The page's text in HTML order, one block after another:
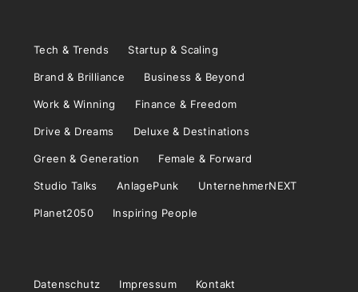
Tech & Trends Startup & Scaling
Brand & Brilliance Business & Beyond
Work & Winning Finance & Freedom
Drive & Dreams Deluxe & Destinations
Green & Generation Female & Forward
Studio Talks AnlagePunk UnternehmerNEXT
Planet2050 Inspiring People
Datenschutz Impressum Kontakt